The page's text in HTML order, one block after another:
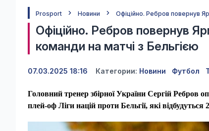
Prosport Новини Офіційно. Ребров повернув
Офіційно. Ребров повернув
команди на матчі з Бельгією
07.03.2025 18:16 Категории: Новини Футбол
Головний тренер збірної України Сергій Ребров
плей-оф Ліги націй проти Бельгії, які